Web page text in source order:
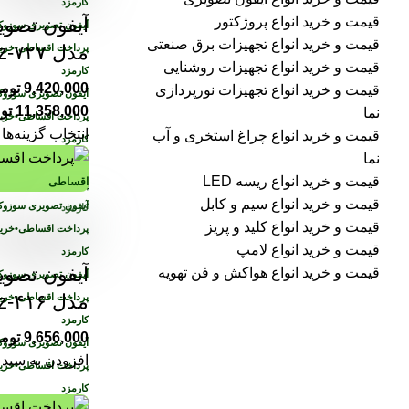
قیمت و خرید انواع پروژکتور
قیمت و خرید انواع تجهیزات برق صنعتی
قیمت و خرید انواع تجهیزات روشنایی
قیمت و خرید انواع تجهیزات نورپردازی
نما
قیمت و خرید انواع چراغ استخری و آب
نما
قیمت و خرید انواع ریسه LED
قیمت و خرید انواع سیم و کابل
قیمت و خرید انواع کلید و پریز
قیمت و خرید انواع لامپ
قیمت و خرید انواع هواکش و فن تهویه
پرداخت اقساطی•
کارمزد
پرداخت اقساطی•
کارمزد
پرداخت اقساطی
کارمزد
آیفون
مدل sz-۷۲۷ سفید
9,420,000
11,358,000
انتخاب گزینه‌ها
اقساطی
پرداخت اقساطی•
کارمزد
پرداخت اقساطی•
کارمزد
پرداخت اقساطی•
کارمزد
آیفون
مدل sz-۴۱۶ مشکی
9,656,000
افزودن به